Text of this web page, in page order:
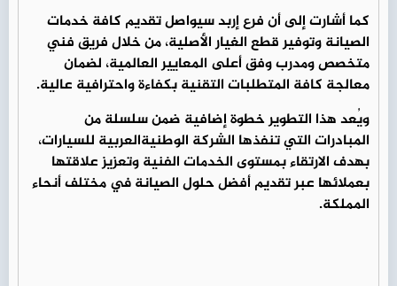
كما أشارت إلى أن فرع إربد سيواصل تقديم كافة خدمات
الصيانة وتوفير قطع الغيار الأصلية، من خلال فريق فني
متخصص ومدرب وفق أعلى المعايير العالمية، لضمان
معالجة كافة المتطلبات التقنية بكفاءة واحترافية عالية.
ويُعد هذا التطوير خطوة إضافية ضمن سلسلة من
المبادرات التي تنفذها الشركة الوطنيةالعربية للسيارات،
بهدف الارتقاء بمستوى الخدمات الفنية وتعزيز علاقتها
بعملائها عبر تقديم أفضل حلول الصيانة في مختلف أنحاء
المملكة.